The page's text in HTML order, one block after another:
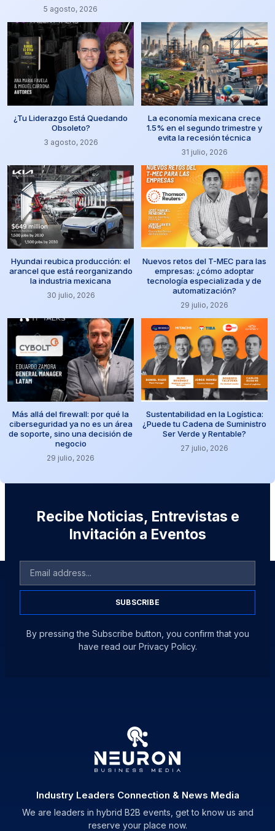
5 agosto, 2026
¿Tu Liderazgo Está Quedando
Obsoleto?
3 agosto, 2026
La economía mexicana crece
1.5% en el segundo trimestre y
evita la recesión técnica
31 julio, 2026
Hyundai reubica producción: el
arancel que está reorganizando
la industria mexicana
30 julio, 2026
Nuevos retos del T-MEC para las
empresas: ¿cómo adoptar
tecnología especializada y de
automatización?
29 julio, 2026
Más allá del firewall: por qué la
ciberseguridad ya no es un área
de soporte, sino una decisión de
negocio
29 julio, 2026
Sustentabilidad en la Logística:
¿Puede tu Cadena de Suministro
Ser Verde y Rentable?
27 julio, 2026
Recibe Noticias, Entrevistas e
Invitación a Eventos
SUBSCRIBE
By pressing the Subscribe button, you confirm that you
have read our Privacy Policy.
Industry Leaders Connection & News Media
We are leaders in hybrid B2B events, get to know us and
reserve your place now.